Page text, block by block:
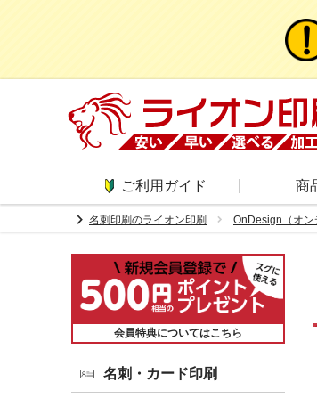
ご利用ガイド 商
chevron_right 名刺印刷のライオン印刷 OnDesign（オン
会員特典についてはこちら
名刺・カード印刷